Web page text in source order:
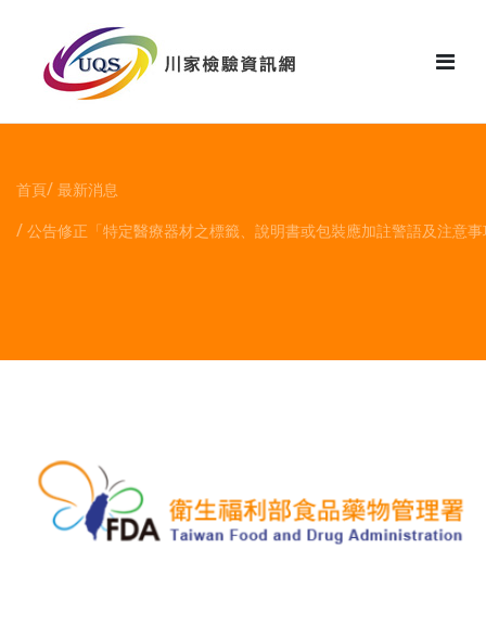
首頁 最新消息
公告修正「特定醫療器材之標籤、說明書或包裝應加註警語及注意